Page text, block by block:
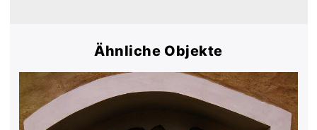
Ähnliche Objekte